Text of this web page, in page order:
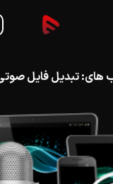
های:تبدیل فایل